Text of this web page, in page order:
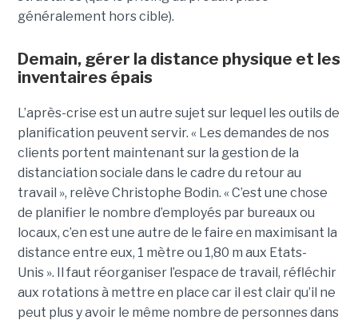
généralement hors cible).
Demain, gérer la distance physique et les
inventaires épais
L’après-crise est un autre sujet sur lequel les outils de
planification peuvent servir. « Les demandes de nos
clients portent maintenant sur la gestion de la
distanciation sociale dans le cadre du retour au
travail », relève Christophe Bodin. « C’est une chose
de planifier le nombre d’employés par bureaux ou
locaux, c’en est une autre de le faire en maximisant la
distance entre eux, 1 mètre ou 1,80 m aux Etats-
Unis ». Il faut réorganiser l’espace de travail, réfléchir
aux rotations à mettre en place car il est clair qu’il ne
peut plus y avoir le même nombre de personnes dans